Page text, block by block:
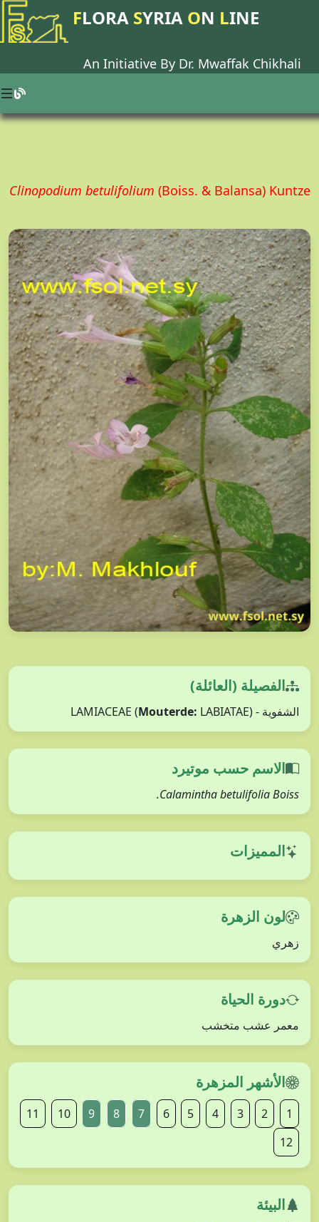
FLORA SYRIA ON LINE
An Initiative By Dr. Mwaffak Chikhali
Clinopodium betulifolium (Boiss. & Balansa) Kuntze
الفصيلة (العائلة)
الشفوية - LAMIACEAE ( Mouterde: LABIATAE)
الاسم حسب موتيرد
Calamintha betulifolia Boiss.
المميزات
لون الزهرة
زهري
دورة الحياة
معمر عشب متخشب
الأشهر المزهرة
1
2
3
4
5
6
7
8
9
10
11
12
البيئة